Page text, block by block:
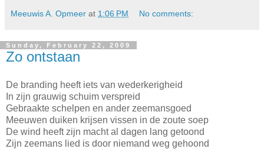
Meeuwis A. Opmeer at 1:06 PM No comments:
Sunday, February 22, 2009
Zo ontstaan
De branding heeft iets van wederkerigheid
In zijn grauwig schuim verspreid
Gebraakte schelpen en ander zeemansgoed
Meeuwen duiken krijsen vissen in de zoute soep
De wind heeft zijn macht al dagen lang getoond
Zijn zeemans lied is door niemand weg gehoond